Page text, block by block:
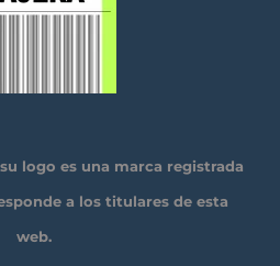
logo es una marca registrada
a los titulares de esta
web.